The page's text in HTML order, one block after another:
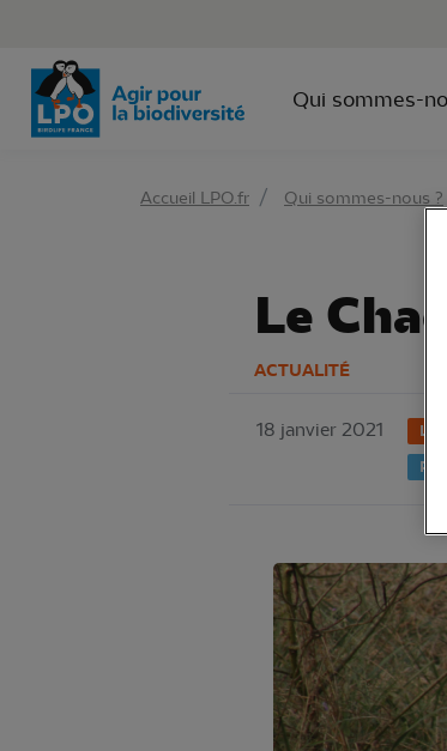
Qui sommes-
Accueil LPO.fr Qui sommes-nous ?
Le
ACTUALITÉ
18 janvier 2021